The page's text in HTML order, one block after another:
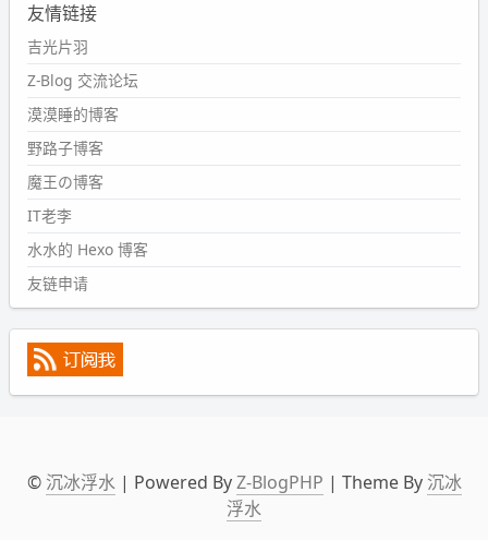
#PubWord
然后天凉了，为了应对踢被子买了睡袋，不知道 1.2 米会不
会略窄。。
wdssmq
2024-09-09 19:43:00
#PubWord
表，21 年 11 月底发现 B 站上线了这部，直到前几天才看
完，还是分两次看的。。接下来有五项是 2019 年的，都是
电影 —— 略长的待办列表。。
友情链接
吉光片羽
Z-Blog 交流论坛
漠漠睡的博客
野路子博客
魔王の博客
IT老李
水水的 Hexo 博客
友链申请
© 沉冰浮水| Powered ByZ-BlogPHP | Theme By 沉冰
浮水